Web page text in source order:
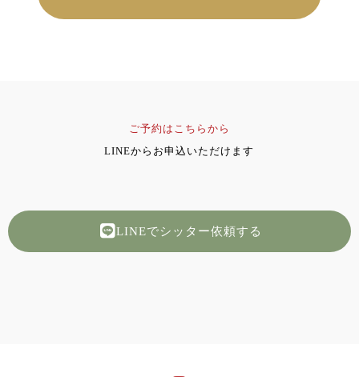
ご予約はこちらから
LINEからお申込いただけます
LINEでシッター依頼する